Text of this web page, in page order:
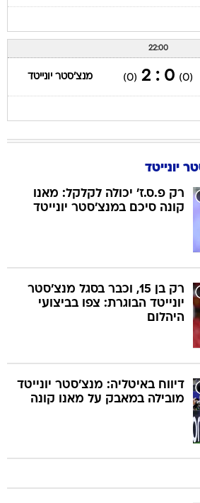
22:00
(0)
0 : 2
(0) מנצ'סטר יונייטד
יונייטד
רק פ.ס.ז' יכולה לקלקל: מאנו
קונה סיכם במנצ'סטר יונייטד
רק בן 15, וכבר בסגל מנצ'סטר
יונייטד הבוגרת: צפו בביצועי
היהלום
דיווח באיטליה: מנצ'סטר יונייטד
מובילה במאבק על מאנו קונה